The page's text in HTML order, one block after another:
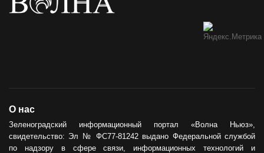
О нас
Зеленоградский информационный портал «Волна Ньюз»,
свидетельство: Эл № ФС77-81242 выдано Федеральной службой
по надзору в сфере связи, информационных технологий и